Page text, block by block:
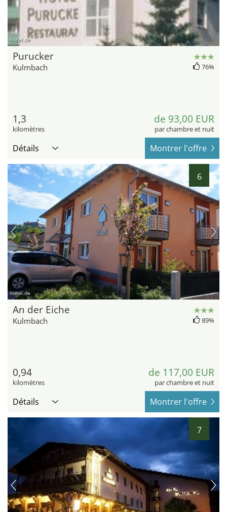
hotel.de
Purucker
Kulmbach 76%
1,3
kilomètres
de 93,00 EUR
par chambre et nuit
Détails Montrer l'offre
6
hotel.de
An der Eiche
Kulmbach 89%
0,94
kilomètres
de 117,00 EUR
par chambre et nuit
Détails Montrer l'offre
7